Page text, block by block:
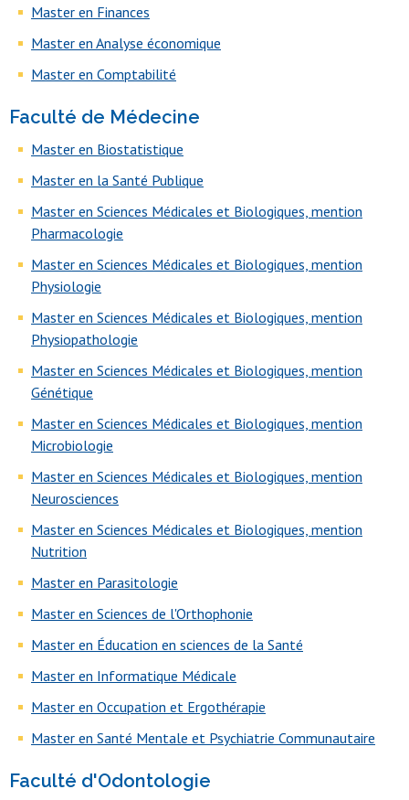
Master en Finances
Master en Analyse économique
Master en Comptabilité
Faculté de Médecine
Master en Biostatistique
Master en la Santé Publique
Master en Sciences Médicales et Biologiques, mention
Pharmacologie
Master en Sciences Médicales et Biologiques, mention
Physiologie
Master en Sciences Médicales et Biologiques, mention
Physiopathologie
Master en Sciences Médicales et Biologiques, mention
Génétique
Master en Sciences Médicales et Biologiques, mention
Microbiologie
Master en Sciences Médicales et Biologiques, mention
Neurosciences
Master en Sciences Médicales et Biologiques, mention
Nutrition
Master en Parasitologie
Master en Sciences de l'Orthophonie
Master en Éducation en sciences de la Santé
Master en Informatique Médicale
Master en Occupation et Ergothérapie
Master en Santé Mentale et Psychiatrie Communautaire
Faculté d'Odontologie